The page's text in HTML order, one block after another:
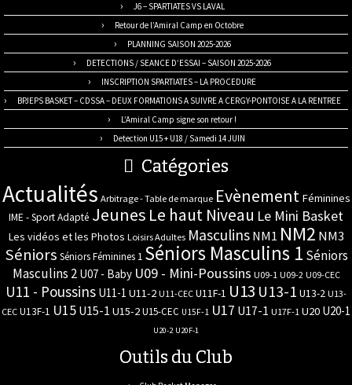
J6 – SPARTIATES VS LAVAL
Retour de l’Amiral Camp en Octobre
PLANNING SAISON 2025-2026
DETECTIONS / SEANCE D’ESSAI – SAISON 2025-2026
INSCRIPTION SPARTIATES – LA PROCEDURE
BPJEPS BASKET – CDSSA – DEUX FORMATIONS A SUIVRE A CERGY-PONTOISE A LA RENTREE
L’Amiral Camp signe son retour !
Detection U15 + U18 / Samedi 14 JUIN
Catégories
Actualités Arbitrage - Table de marque Evènement Féminines
IME - Sport Adapté Jeunes Le haut Niveau Le Mini Basket
Les vidéos et les Photos Loisirs Adultes Masculins NM1 NM2 NM3
Séniors Séniors Féminines 1 Séniors Masculins 1 Séniors
Masculins 2 U07 - Baby U09 - Mini-Poussins U09-1 U09-2 U09-CEC
U11 - Poussins U11-1 U11-2 U11-CEC U11F-1 U13 U13-1 U13-2 U13-
CEC U13F-1 U15 U15-1 U15-2U15-CEC U15F-1 U17 U17-1 U17F-1 U20 U20-1
U20-2 U20F-1
Outils du Club